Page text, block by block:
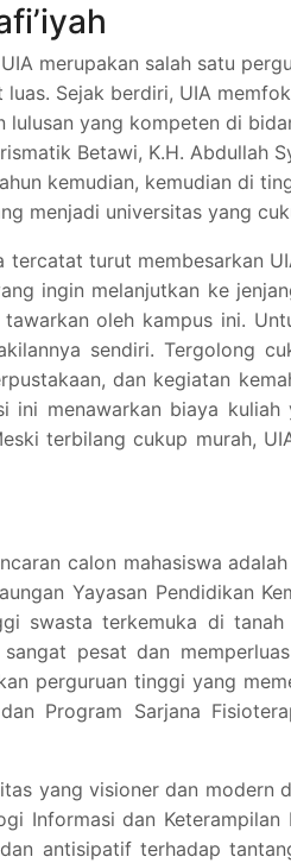
merupakan salah satu
Sejak berdiri, UIA
yang kompeten di
Betawi, K.H. Abdullah
kemudian, kemudian di
menjadi universitas yang
tercatat turut membesarkan
ingin melanjutkan ke
oleh kampus ini.
sendiri. Tergolong
dan kegiatan
ini menawarkan biaya kuliah
terbilang cukup murah,
calon mahasiswa
Yayasan Pendidikan
swasta terkemuka di tanah
pesat dan
perguruan tinggi yang
Program Sarjana
yang visioner dan modern
Informasi dan Keterampilan
antisipatif terhadap